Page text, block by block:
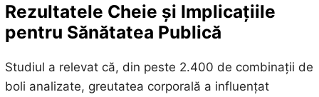
Rezultatele Cheie și Implicațiile
pentru Sănătatea Publică
Studiul a relevat că, din peste 2.400 de combinații de
boli analizate, greutatea corporală a influențat